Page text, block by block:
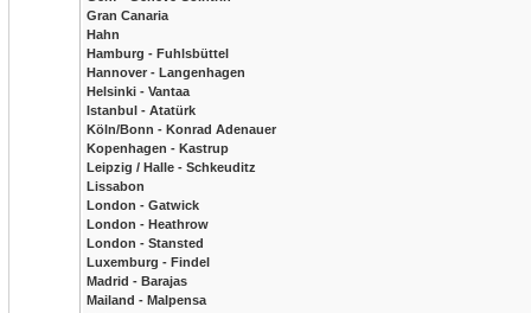
Gran Canaria
Hahn
Hamburg - Fuhlsbüttel
Hannover - Langenhagen
Helsinki - Vantaa
Istanbul - Atatürk
Köln/Bonn - Konrad Adenauer
Kopenhagen - Kastrup
Leipzig / Halle - Schkeuditz
Lissabon
London - Gatwick
London - Heathrow
London - Stansted
Luxemburg - Findel
Madrid - Barajas
Mailand - Malpensa